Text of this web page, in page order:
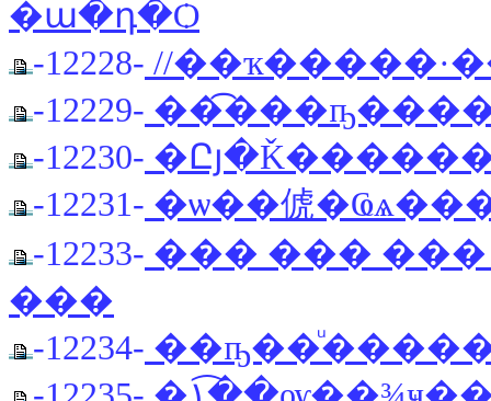
�ա�դ�Ѻ
-12228- //
-12229- ��͡���ҧ����ͧ
-12230-
-12231- �ѡ��俿
-12233- ��� ��� ���
���
-12234-